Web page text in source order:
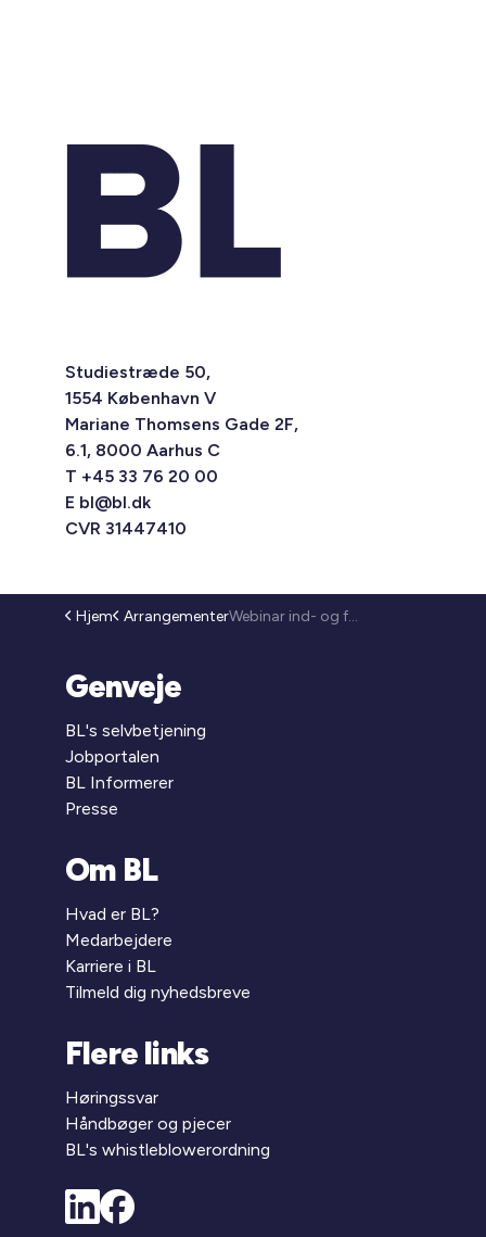
Studiestræde 50,
1554 København V
Mariane Thomsens Gade 2F,
6.1, 8000 Aarhus C
T +45 33 76 20 00
E bl@bl.dk
CVR 31447410
Hjem Arrangementer Webinar ind- og fraflytning (26-143)
Genveje
BL's selvbetjening
Jobportalen
BL Informerer
Presse
Om BL
Hvad er BL?
Medarbejdere
Karriere i BL
Tilmeld dig nyhedsbreve
Flere links
Høringssvar
Håndbøger og pjecer
BL's whistleblowerordning